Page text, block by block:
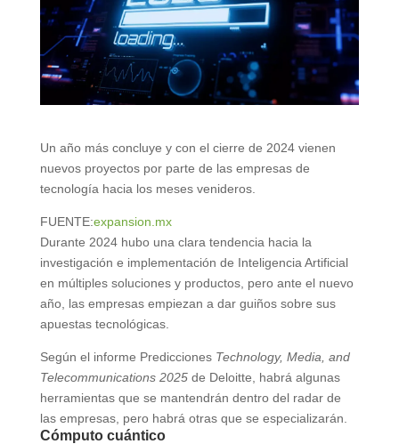
Un año más concluye y con el cierre de 2024 vienen
nuevos proyectos por parte de las empresas de
tecnología hacia los meses venideros.
FUENTE:expansion.mx
Durante 2024 hubo una clara tendencia hacia la
investigación e implementación de Inteligencia Artificial
en múltiples soluciones y productos, pero ante el nuevo
año, las empresas empiezan a dar guiños sobre sus
apuestas tecnológicas.
Según el informe PrediccionesTechnology, Media, and
Telecommunications 2025de Deloitte, habrá algunas
herramientas que se mantendrán dentro del radar de
las empresas, pero habrá otras que se especializarán.
Cómputo cuántico